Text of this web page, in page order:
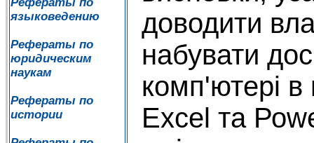
языковедению
Рефераты по
юридическим
наукам
Рефераты по
истории
доводити
набувати
комп'ютері
Ехсеl та